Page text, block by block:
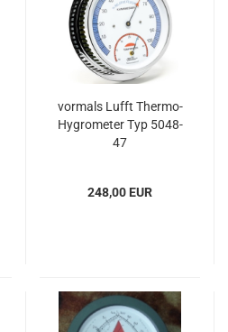
vormals Lufft Thermo-
Hygrometer Typ 5048-
47
248,00 EUR